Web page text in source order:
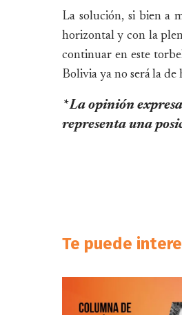
La solución, si bien a
horizontal y con la
continuar en este
Bolivia ya no será la de
* La opinión
representa una
Te puede